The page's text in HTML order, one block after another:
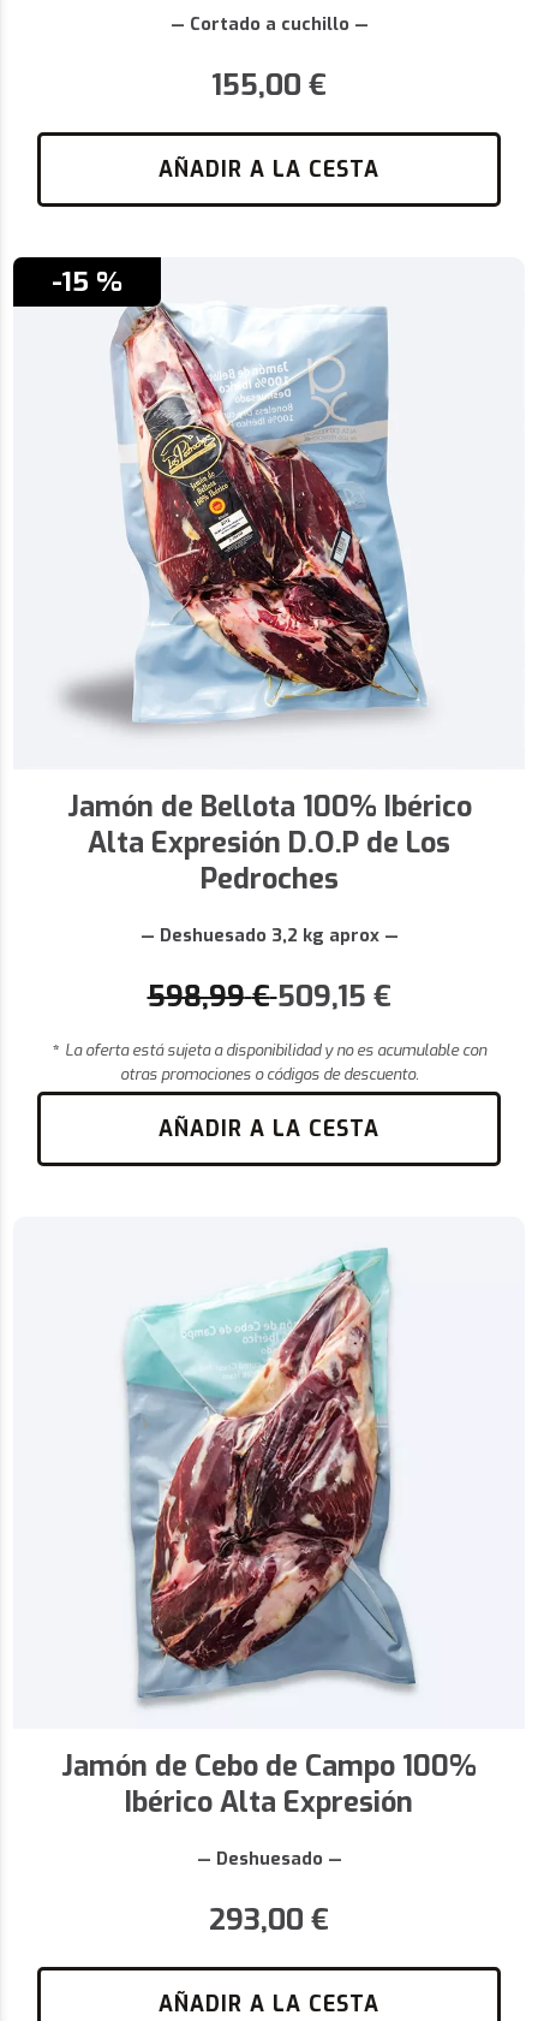
— Cortado a cuchillo —
155,00 €
AÑADIR A LA CESTA
-15 %
Jamón de Bellota 100% Ibérico
Alta Expresión D.O.P de Los
Pedroches
— Deshuesado 3,2 kg aprox —
598,99€509,15 €
* La oferta está sujeta a disponibilidad y no es acumulable con
otras promociones o códigos de descuento.
AÑADIR A LA CESTA
Jamón de Cebo de Campo 100%
Ibérico Alta Expresión
— Deshuesado —
293,00 €
AÑADIR A LA CESTA